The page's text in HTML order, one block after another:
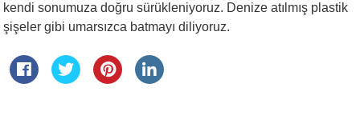
kendi sonumuza doğru sürükleniyoruz. Denize atılmış plastik
şişeler gibi umarsızca batmayı diliyoruz.